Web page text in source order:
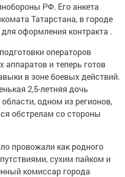
РФ. Его анкета
Татарстана, в городе
оформления контракта .
операторов
аппаратов и теперь готов
в зоне боевых действий.
2,5-летняя дочь
одном из регионов,
обстрелам со стороны
провожали как родного
сухим пайком и
комиссар города